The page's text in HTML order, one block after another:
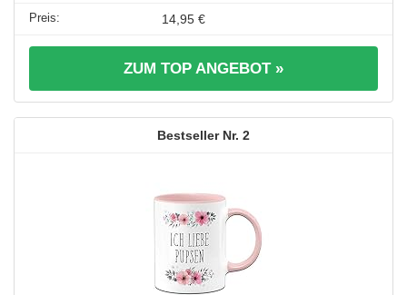
14,95 €
ZUM TOP ANGEBOT »
2